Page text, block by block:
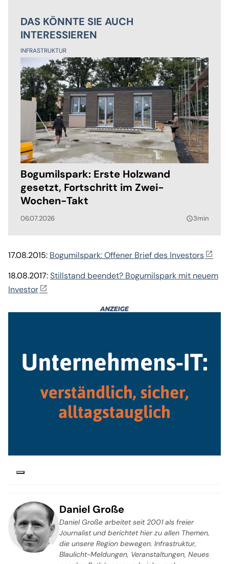
DAS KÖNNTE SIE AUCH
INTERESSIEREN
INFRASTRUKTUR
Bogumilspark: Erste Holzwand
gesetzt, Fortschritt im Zwei-
Wochen-Takt
06.07.2026 query_builder3min
17.08.2015: Bogumilspark: Offener Brief des Investors
18.08.2017:Stillstand beendet? Bogumilspark mit neuem
Investor
Daniel Große
Daniel Große arbeitet seit 2001 als freier
Journalist und berichtet hier zu allen Themen,
die unsere Region bewegen. Infrastruktur,
Blaulicht-Meldungen, Veranstaltungen, Neues